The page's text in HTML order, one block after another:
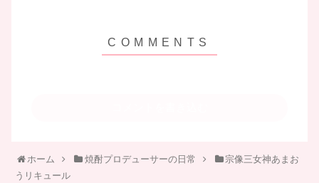
ホーム 焼酎プロデューサーの日常
宗像三女神あまお
うリキュール